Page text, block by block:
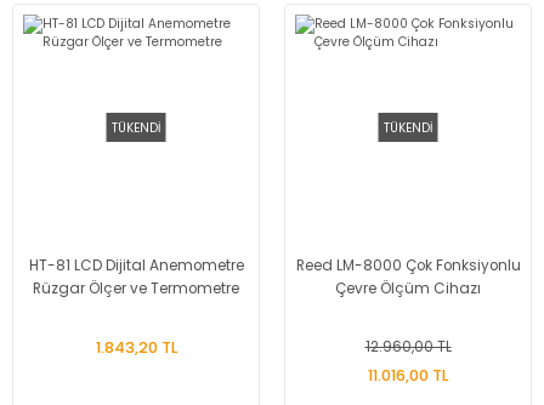
TÜKENDİ
HT-81 LCD Dijital Anemometre
Rüzgar Ölçer ve Termometre
1.843,20 TL
TÜKENDİ
Reed LM-8000 Çok Fonksiyonlu
Çevre Ölçüm Cihazı
12.960,00 TL
11.016,00 TL